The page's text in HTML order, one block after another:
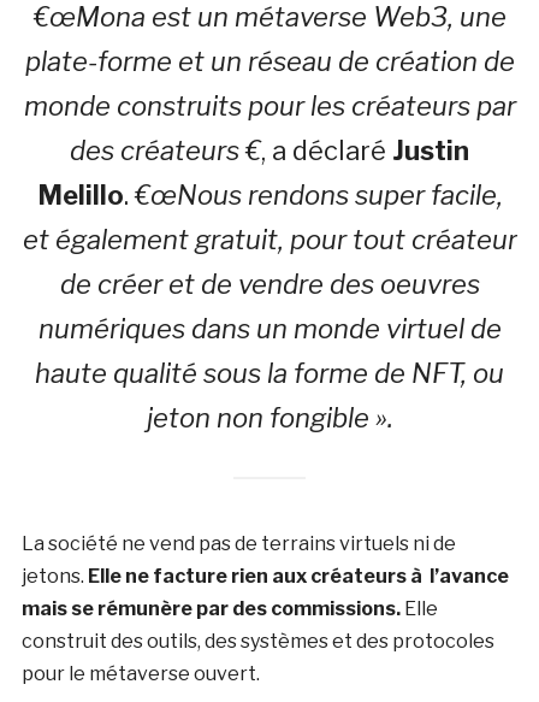
€œMona est un métaverse Web3, une
plate-forme et un réseau de création de
monde construits pour les créateurs par
des créateurs €, a déclaré Justin
Melillo.€œNous rendons super facile,
et également gratuit, pour tout créateur
de créer et de vendre des oeuvres
numériques dans un monde virtuel de
haute qualité sous la forme de NFT, ou
jeton non fongible ».
La société ne vend pas de terrains virtuels ni de
jetons. Elle ne facture rien aux créateurs à l’avance
mais se rémunère par des commissions.Elle
construit des outils, des systèmes et des protocoles
pour le métaverse ouvert.